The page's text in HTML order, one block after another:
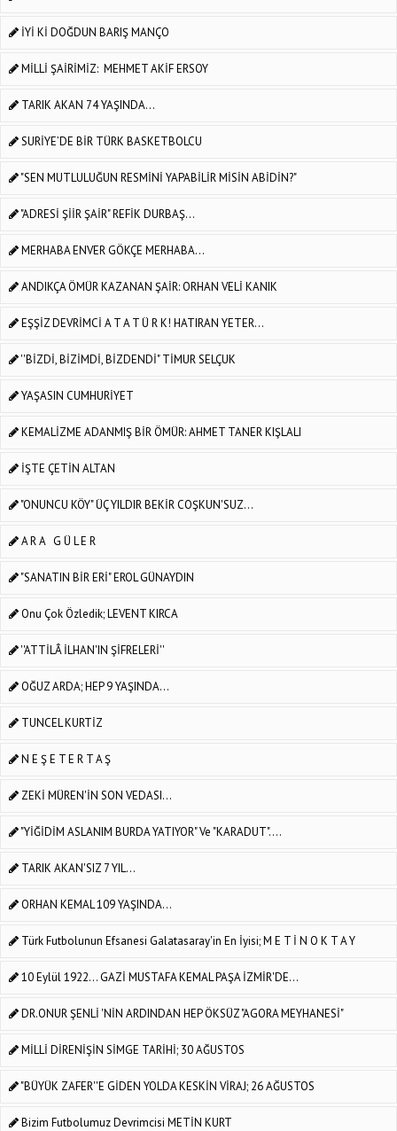
İYİ Kİ DOĞDUN BARIŞ MANÇO
MİLLİ ŞAİRİMİZ: MEHMET AKİF ERSOY
TARIK AKAN 74 YAŞINDA...
SURİYE’DE BİR TÜRK BASKETBOLCU
"SEN MUTLULUĞUN RESMİNİ YAPABİLİR MİSİN ABİDİN?"
"ADRESİ ŞİİR ŞAİR" REFİK DURBAŞ...
MERHABA ENVER GÖKÇE MERHABA...
ANDIKÇA ÖMÜR KAZANAN ŞAİR: ORHAN VELİ KANIK
EŞŞİZ DEVRİMCİ A T A T Ü R K! HATIRAN YETER...
''BİZDİ, BİZİMDİ, BİZDENDİ" TİMUR SELÇUK
YAŞASIN CUMHURİYET
KEMALİZME ADANMIŞ BİR ÖMÜR: AHMET TANER KIŞLALI
İŞTE ÇETİN ALTAN
"ONUNCU KÖY" ÜÇ YILDIR BEKİR COŞKUN'SUZ...
A R A G Ü L E R
"SANATIN BİR ERİ" EROL GÜNAYDIN
Onu Çok Özledik; LEVENT KIRCA
''ATTİLÂ İLHAN'IN ŞİFRELERİ''
OĞUZ ARDA; HEP 9 YAŞINDA...
TUNCEL KURTİZ
N E Ş E T E R T A Ş
ZEKİ MÜREN'İN SON VEDASI...
"YİĞİDİM ASLANIM BURDA YATIYOR" Ve "KARADUT"....
TARIK AKAN'SIZ 7 YIL...
ORHAN KEMAL 109 YAŞINDA...
Türk Futbolunun Efsanesi Galatasaray'in En İyisi; M E T İ N O K T A Y
10 Eylül 1922... GAZİ MUSTAFA KEMAL PAŞA İZMİR'DE...
DR.ONUR ŞENLİ 'NİN ARDINDAN HEP ÖKSÜZ "AGORA MEYHANESİ"
MİLLİ DİRENİŞİN SİMGE TARİHİ; 30 AĞUSTOS
"BÜYÜK ZAFER''E GİDEN YOLDA KESKİN VİRAJ; 26 AĞUSTOS
Bizim Futbolumuz Devrimcisi METİN KURT